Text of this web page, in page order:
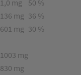
1,0 mg
50 %
136 mg 36 %
601 mg 30 %
1003 mg
830 mg